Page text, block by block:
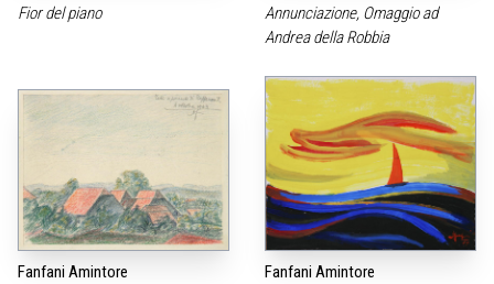
Fior del piano
Annunciazione, Omaggio ad
Andrea della Robbia
Fanfani Amintore
Fanfani Amintore